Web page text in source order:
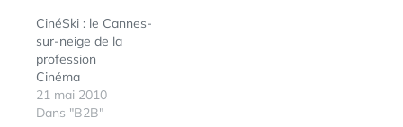
CinéSki : le Cannes-
sur-neige de la
profession
Cinéma
21 mai 2010
Dans "B2B"